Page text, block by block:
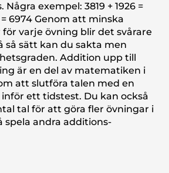
exempel: 3819 + 1926 =
= 6974 Genom att minska
varje övning blir det svårare
så sätt kan du sakta men
Addition upp till
är en del av matematiken i
att slutföra talen med en
ett tidstest. Du kan också
tal för att göra fler övningar i
spela andra additions-